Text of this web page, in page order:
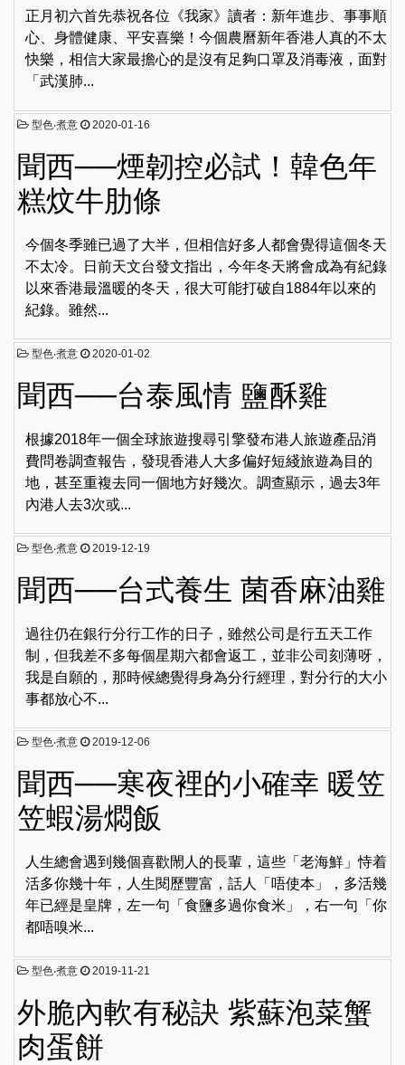
正月初六首先恭祝各位《我家》讀者：新年進步、事事順
心、身體健康、平安喜樂！今個農曆新年香港人真的不太
快樂，相信大家最擔心的是沒有足夠口罩及消毒液，面對
「武漢肺...
型色‧煮意 2020-01-16
聞西──煙韌控必試！韓色年
糕炆牛肋條
今個冬季雖已過了大半，但相信好多人都會覺得這個冬天
不太冷。日前天文台發文指出，今年冬天將會成為有紀錄
以來香港最溫暖的冬天，很大可能打破自1884年以來的
紀錄。雖然...
型色‧煮意 2020-01-02
聞西──台泰風情 鹽酥雞
根據2018年一個全球旅遊搜尋引擎發布港人旅遊產品消
費問卷調查報告，發現香港人大多偏好短綫旅遊為目的
地，甚至重複去同一個地方好幾次。調查顯示，過去3年
內港人去3次或...
型色‧煮意 2019-12-19
聞西──台式養生 菌香麻油雞
過往仍在銀行分行工作的日子，雖然公司是行五天工作
制，但我差不多每個星期六都會返工，並非公司刻薄呀，
我是自願的，那時候總覺得身為分行經理，對分行的大小
事都放心不...
型色‧煮意 2019-12-06
聞西──寒夜裡的小確幸 暖笠
笠蝦湯燜飯
人生總會遇到幾個喜歡閙人的長輩，這些「老海鮮」恃着
活多你幾十年，人生閱歷豐富，話人「唔使本」，多活幾
年已經是皇牌，左一句「食鹽多過你食米」，右一句「你
都唔嗅米...
型色‧煮意 2019-11-21
外脆內軟有秘訣 紫蘇泡菜蟹
肉蛋餅